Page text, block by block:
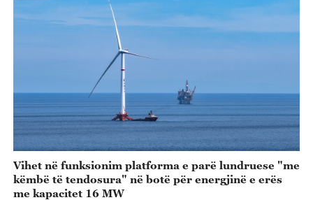
Vihet në funksionim platforma e parë lundruese "me
këmbë të tendosura" në botë për energjinë e erës
me kapacitet 16 MW